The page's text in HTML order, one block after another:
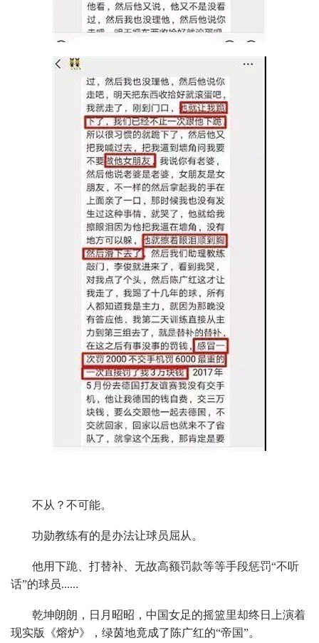
不从？不可能。
功勋教练有的是办法让球员屈从。
他用下跪、打替补、无故高额罚款等等手段惩罚“不听
话”的球员......
乾坤朗朗，日月昭昭，中国女足的摇篮里却终日上演着
现实版《熔炉》，绿茵地竟成了陈广红的“帝国”。